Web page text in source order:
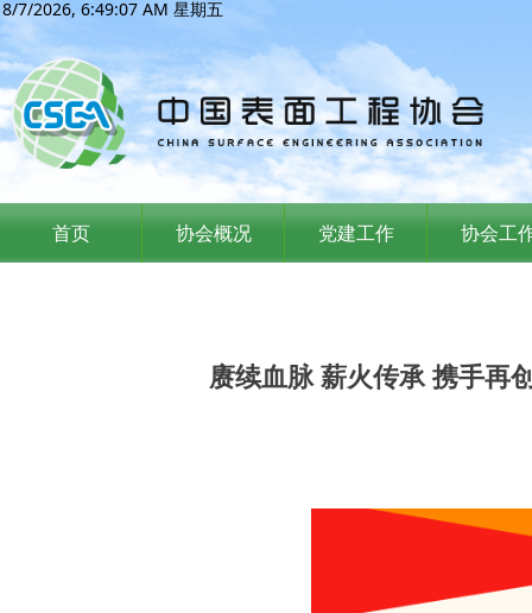
首页 协会概况 党建工作 协会工
8/7/2026, 6:49:08 AM 星期五
赓续血脉 薪火传承 携手再